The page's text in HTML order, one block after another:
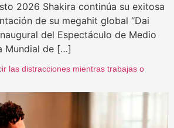
2026 Shakira continúa su exitosa
de su megahit global “Dai
del Espectáculo de Medio
Mundial de […]
las distracciones mientras trabajas o